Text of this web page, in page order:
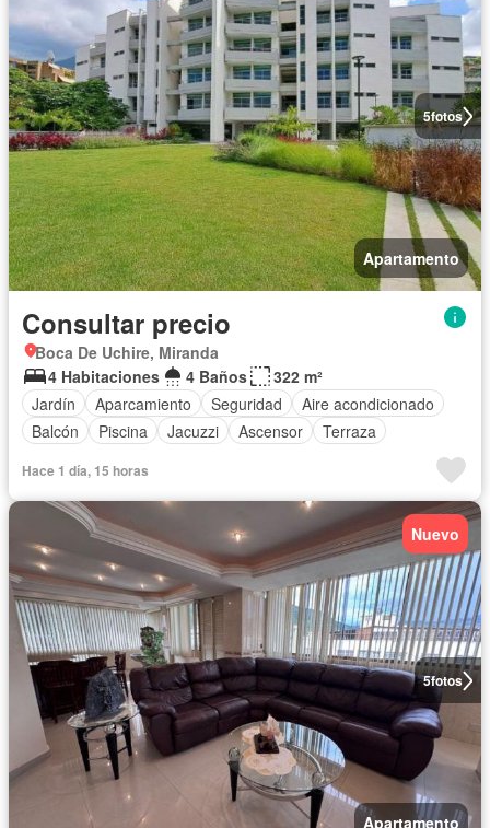
5fotos
Apartamento
Consultar precio
Boca De Uchire, Miranda
4 Habitaciones
4 Baños
322 m²
Jardín
Aparcamiento Seguridad
Aire acondicionado
Balcón
Piscina Jacuzzi Ascensor Terraza
Hace 1 día, 15 horas
5fotos
Nuevo
Apartamento